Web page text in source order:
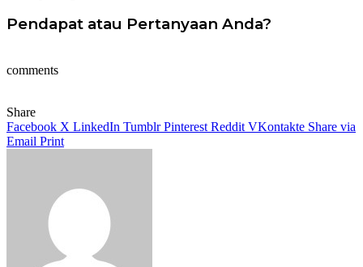
Pendapat atau Pertanyaan Anda?
comments
Share
Facebook X LinkedIn Tumblr Pinterest Reddit VKontakte Share via
Email Print